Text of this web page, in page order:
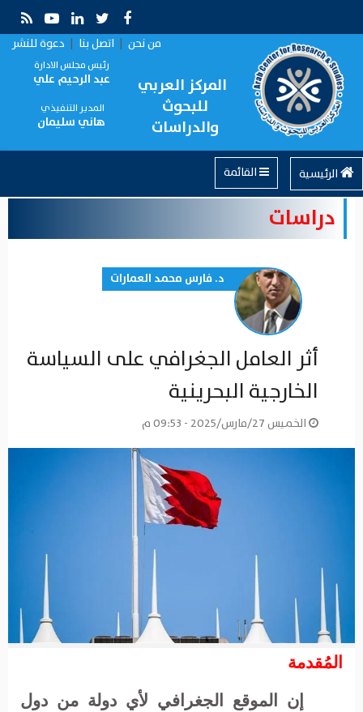
من نحن | اتصل بنا | دعوة للنشر
المركز العربي
للبحوث
والدراسات
رئيس مجلس الادارة
عبد الرحيم علي
المدير التنفيذي
هاني سليمان
الرئيسية
دراسات
د. فارس محمد العمارات
أثر العامل الجغرافي على السياسة
الخارجية البحرينية
الخميس 27/مارس/2025 - 09:53 م
المُقدمة
إن الموقع الجغرافي لأي دولة من دول